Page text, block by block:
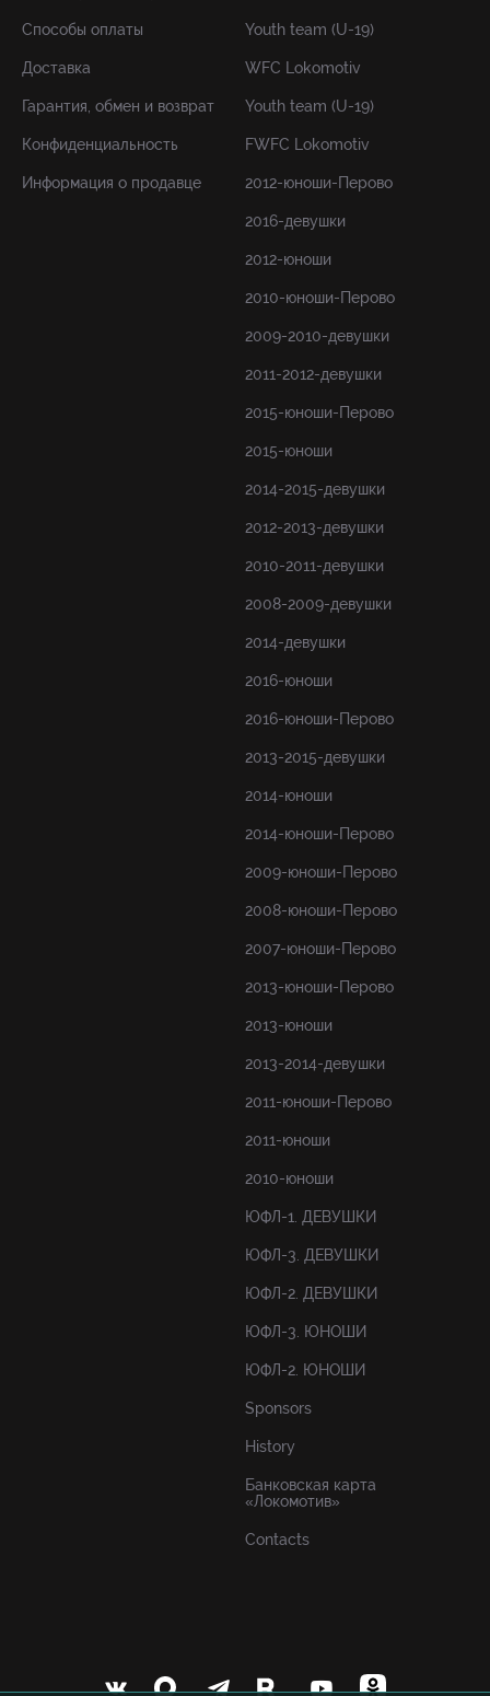
Способы оплаты
Доставка
Гарантия, обмен и возврат
Конфиденциальность
Информация о продавце
Youth team (U-19)
WFC Lokomotiv
Youth team (U-19)
FWFC Lokomotiv
2012-юноши-Перово
2016-девушки
2012-юноши
2010-юноши-Перово
2009-2010-девушки
2011-2012-девушки
2015-юноши-Перово
2015-юноши
2014-2015-девушки
2012-2013-девушки
2010-2011-девушки
2008-2009-девушки
2014-девушки
2016-юноши
2016-юноши-Перово
2013-2015-девушки
2014-юноши
2014-юноши-Перово
2009-юноши-Перово
2008-юноши-Перово
2007-юноши-Перово
2013-юноши-Перово
2013-юноши
2013-2014-девушки
2011-юноши-Перово
2011-юноши
2010-юноши
ЮФЛ-1. ДЕВУШКИ
ЮФЛ-3. ДЕВУШКИ
ЮФЛ-2. ДЕВУШКИ
ЮФЛ-3. ЮНОШИ
ЮФЛ-2. ЮНОШИ
Sponsors
History
Банковская карта
«Локомотив»
Contacts